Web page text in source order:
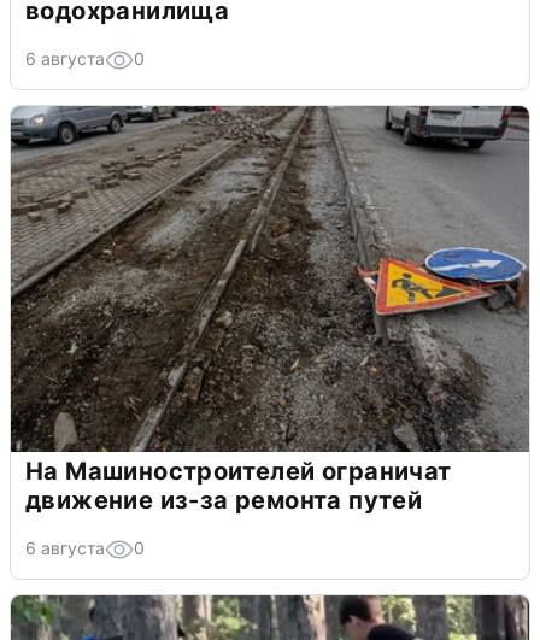
водохранилища
6 августа 0
На Машиностроителей ограничат
движение из-за ремонта путей
6 августа 0